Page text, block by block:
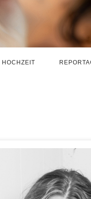
HOCHZEIT